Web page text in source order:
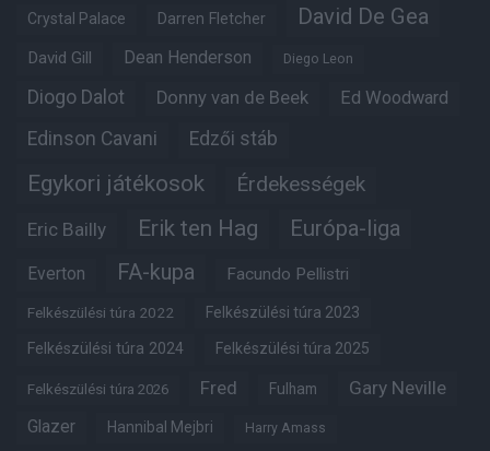
Crystal Palace Darren Fletcher David De Gea
David Gill Dean Henderson Diego Leon
Diogo Dalot Donny van de Beek Ed Woodward
Edinson Cavani Edzői stáb
Egykori játékosok Érdekességek
Eric Bailly Erik ten Hag Európa-liga
Everton FA-kupa Facundo Pellistri
Felkészülési túra 2022 Felkészülési túra 2023
Felkészülési túra 2024 Felkészülési túra 2025
Felkészülési túra 2026 Fred Fulham Gary Neville
Glazer Hannibal Mejbri Harry Amass